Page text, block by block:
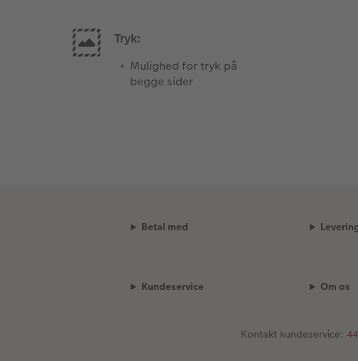
Tryk:
Mulighed for tryk på
begge sider
Betal med
Kundeservice Om os
Kontakt kundeservice: